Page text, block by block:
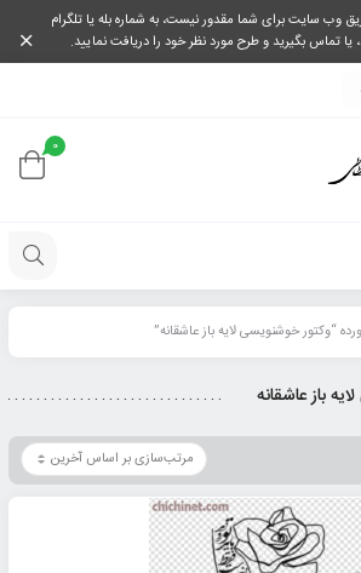
وب سایت برای شما مقدور نیست، به شماره بله یا تلگرام
0
“وکتور خوشنویسی لایه باز عاشقانه”
باز عاشقانه